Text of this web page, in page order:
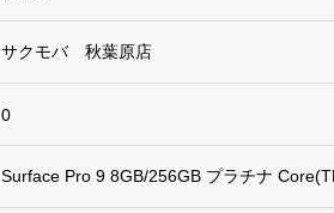
サクモバ 秋葉原店
0
Surface Pro 9 8GB/256GB プラチナ